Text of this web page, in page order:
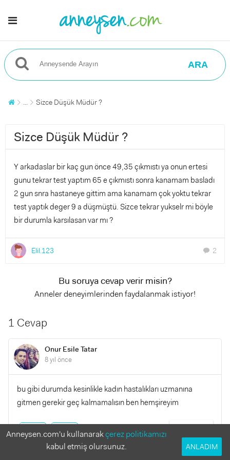
ARA
... Sizce Düşük Müdür ?
Sizce Düşük Müdür ?
Y arkadaslar bir kaç gun önce 49,35 çıkmıstı ya onun ertesi
gunu tekrar test yaptım 65 e çıkmıstı sonra kanamam basladı
2 gun snra hastaneye gittim ama kanamam çok yoktu tekrar
test yaptık deger 9 a düşmüştü. Sizce tekrar yukselr mi böyle
bir durumla karsılasan var mı ?
Elil.123 chat 2
Bu soruya cevap verir misin?
Anneler deneyimlerinden faydalanmak istiyor!
1 Cevap
Onur Esile Tatar
8 yıl önce
bu gibi durumda kesinlikle kadın hastalıkları uzmanına
gitmen gerekir geç kalmamalısın ben hemşireyim
0 0
Anneysen.com'u kullanarakçerez politikamızı
kabul etmiş olursunuz.
ANLADIM